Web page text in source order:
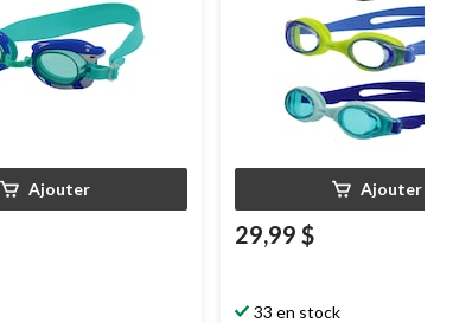
Ajouter Ajouter
29,99 $
33 en stock